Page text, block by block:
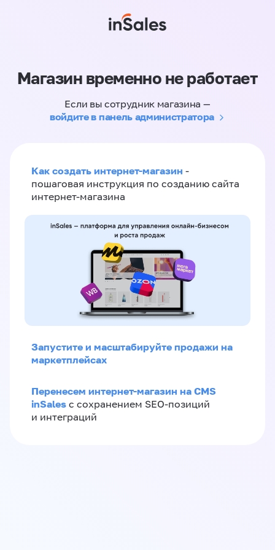
Магазин временно не работает
Если вы сотрудник магазина —
войдите в панель администратора
Как создать интернет-магазин -
пошаговая инструкция по созданию сайта
интернет-магазина
Запустите и масштабируйте продажи на
маркетплейсах
Перенесем интернет-магазин на CMS
inSales с сохранением SEO-позиций
и интеграций